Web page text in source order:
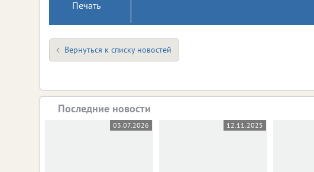
Печать
Вернуться к списку новостей
Последние новости
03.07.2026 12.11.2025